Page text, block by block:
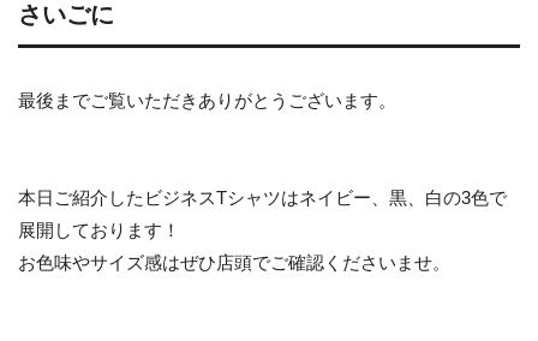
さいごに
最後までご覧いただきありがとうございます。
本日ご紹介したビジネスTシャツはネイビー、黒、白の3色で
展開しております！
お色味やサイズ感はぜひ店頭でご確認くださいませ。